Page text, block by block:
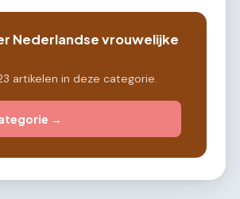
Nederlandse vrouwelijke
artikelen in deze categorie.
→